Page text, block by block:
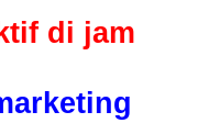
di jam